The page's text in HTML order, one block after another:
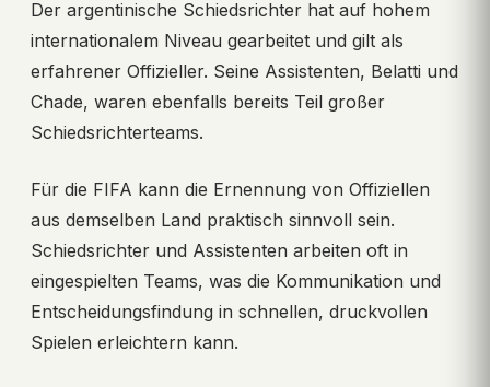
Der argentinische Schiedsrichter hat auf hohem
internationalem Niveau gearbeitet und gilt als
erfahrener Offizieller. Seine Assistenten, Belatti und
Chade, waren ebenfalls bereits Teil großer
Schiedsrichterteams.
Für die FIFA kann die Ernennung von Offiziellen
aus demselben Land praktisch sinnvoll sein.
Schiedsrichter und Assistenten arbeiten oft in
eingespielten Teams, was die Kommunikation und
Entscheidungsfindung in schnellen, druckvollen
Spielen erleichtern kann.